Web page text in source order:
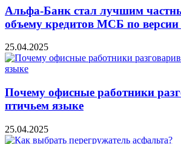
Альфа-Банк стал лучшим
объему кредитов МСБ по версии
25.04.2025
Почему офисные работники
птичьем языке
25.04.2025